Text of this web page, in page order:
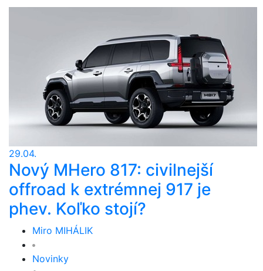
29.04.
Nový MHero 817: civilnejší
offroad k extrémnej 917 je
phev. Koľko stojí?
Miro MIHÁLIK
Novinky